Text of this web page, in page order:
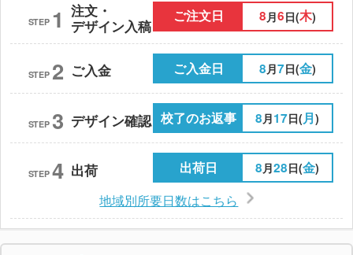
STEP 1 注文・
デザイン入稿
ご注文日 8 月6日(木)
STEP 2 ご入金 ご入金日 8月7日(金)
STEP 3 デザイン確認 校了のお返事 8月17日(月)
STEP 4 出荷 出荷日 8月28日(金)
地域別所要日数はこちら